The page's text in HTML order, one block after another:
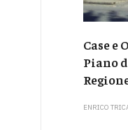
Case e
Piano
ENRICO